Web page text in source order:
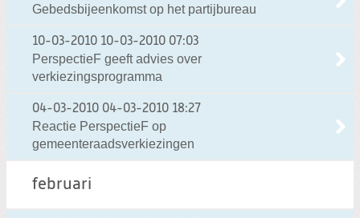
Gebedsbijeenkomst op het partijbureau
10-03-2010 10-03-2010 07:03
PerspectieF geeft advies over
verkiezingsprogramma
04-03-2010 04-03-2010 18:27
Reactie PerspectieF op
gemeenteraadsverkiezingen
februari